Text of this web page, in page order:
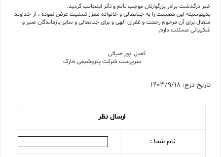
خبر درگذشت برادر بزرگوارتان موجب تألم و تأثر اینجانب گردید.
بدینوسیله این مصیبت را به جنابعالی و خانواده معزز تسلیت عرض نموده ، از خداوند
متعال برای آن مرحوم رحمت و غفران الهی و برای جنابعالی و سایر بازماندگان صبر و
شکیبائی مسئلت دارم.
کمیل پور ضیائی
سرپرست شرکت پتروشیمی خارک
تاریخ درج: 1403/9/18
ارسال نظر
نام شما :